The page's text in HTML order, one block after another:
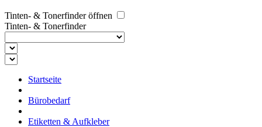
Tinten- & Tonerfinder öffnen
Tinten- & Tonerfinder
Startseite
Bürobedarf
Etiketten & Aufkleber